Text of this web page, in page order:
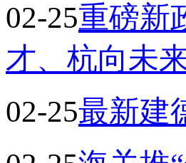
02-25重磅新
才、杭向未
02-25最新建